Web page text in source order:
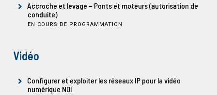
Accroche et levage – Ponts et moteurs (autorisation de
conduite)
EN COURS DE PROGRAMMATION
Vidéo
Configurer et exploiter les réseaux IP pour la vidéo
numérique NDI